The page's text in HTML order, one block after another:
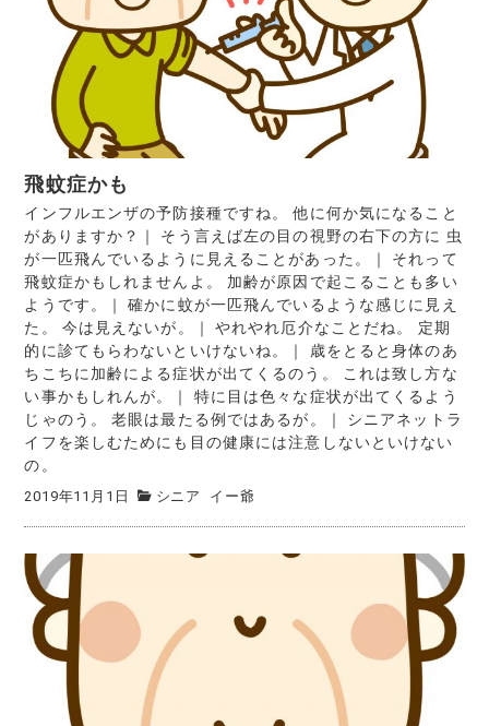
飛蚊症かも
インフルエンザの予防接種ですね。 他に何か気になること
がありますか？｜ そう言えば左の目の視野の右下の方に 虫
が一匹飛んでいるように見えることがあった。｜ それって
飛蚊症かもしれませんよ。 加齢が原因で起こることも多い
ようです。｜ 確かに蚊が一匹飛んでいるような感じに見え
た。 今は見えないが。｜ やれやれ厄介なことだね。 定期
的に診てもらわないといけないね。｜ 歳をとると身体のあ
ちこちに加齢による症状が出てくるのう。 これは致し方な
い事かもしれんが。｜ 特に目は色々な症状が出てくるよう
じゃのう。 老眼は最たる例ではあるが。｜ シニアネットラ
イフを楽しむためにも目の健康には注意しないといけない
の。
2019年11月1日 シニア イー爺